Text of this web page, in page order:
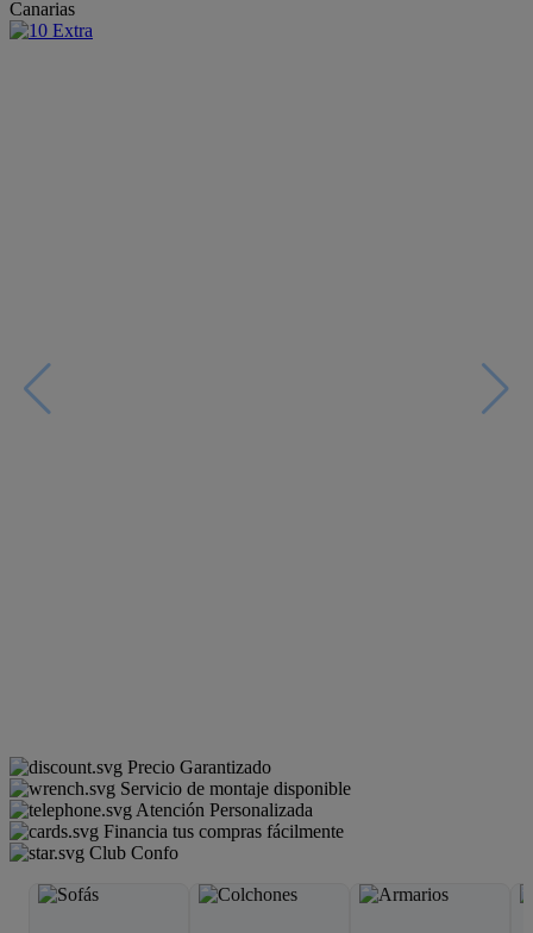
Canarias
Precio Garantizado
Servicio de montaje disponible
Atención Personalizada
Financia tus compras fácilmente
Club Confo